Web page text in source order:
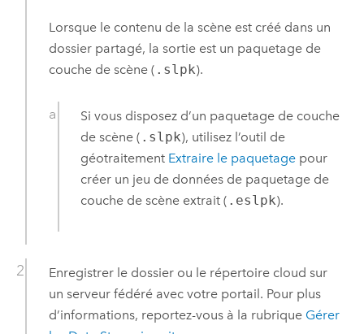
Lorsque le contenu de la scène est créé dans un
dossier partagé, la sortie est un paquetage de
couche de scène ( .slpk).
Si vous disposez d’un paquetage de couche
de scène ( .slpk), utilisez l’outil de
géotraitement Extraire le paquetage pour
créer un jeu de données de paquetage de
couche de scène extrait ( .eslpk).
Enregistrer le dossier ou le répertoire cloud sur
un serveur fédéré avec votre portail. Pour plus
d’informations, reportez-vous à la rubrique Gérer